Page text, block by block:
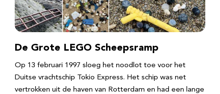
De Grote LEGO Scheepsramp
Op 13 februari 1997 sloeg het noodlot toe voor het
Duitse vrachtschip Tokio Express. Het schip was net
vertrokken uit de haven van Rotterdam en had een lange